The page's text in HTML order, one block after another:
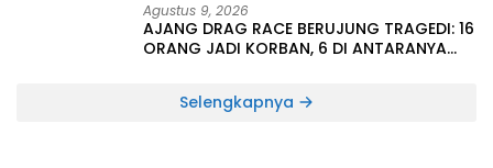
Agustus 9, 2026
AJANG DRAG RACE BERUJUNG TRAGEDI: 16
ORANG JADI KORBAN, 6 DI ANTARANYA
Selengkapnya